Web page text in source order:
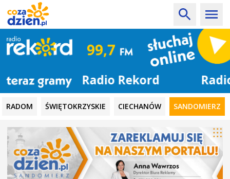
Radio Rekord
RADOM ŚWIĘTOKRZYSKIE CIECHANÓW SANDOMIERZ